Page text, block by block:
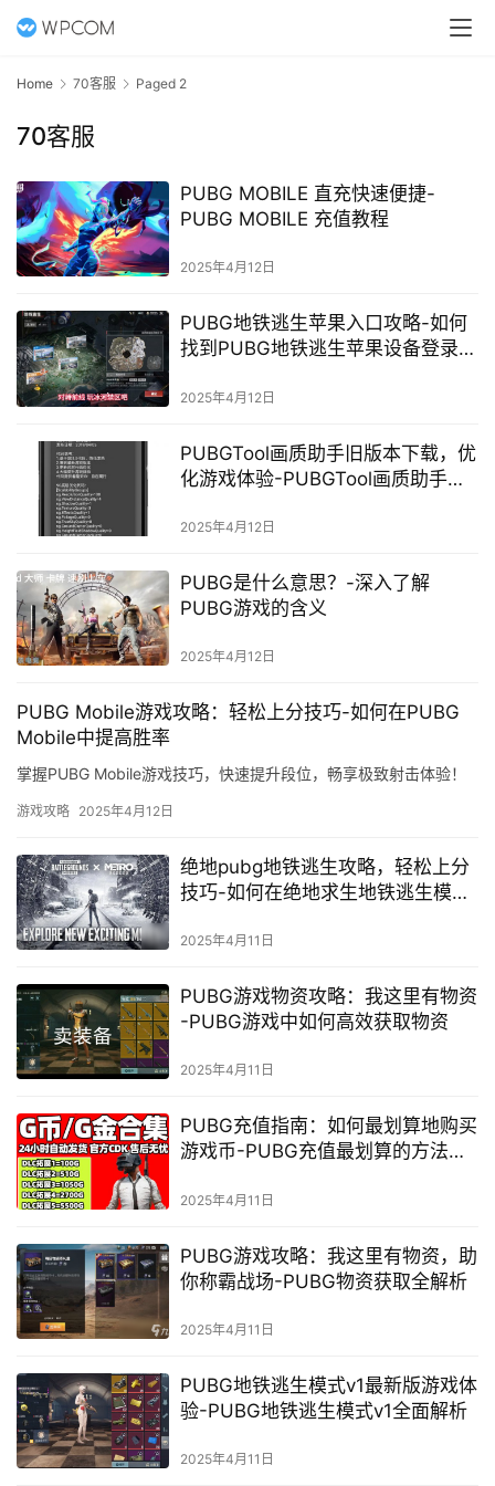
Home 70客服 Paged 2
70客服
PUBG MOBILE 直充快速便捷-
PUBG MOBILE 充值教程
2025年4月12日
PUBG地铁逃生苹果入口攻略-如何
找到PUBG地铁逃生苹果设备登录入
2025年4月12日
PUBGTool画质助手旧版本下载，优
化游戏体验-PUBGTool画质助手旧
2025年4月12日
PUBG是什么意思？-深入了解
PUBG游戏的含义
2025年4月12日
PUBG Mobile游戏攻略：轻松上分技巧-如何在PUBG
Mobile中提高胜率
掌握PUBG Mobile游戏技巧，快速提升段位，畅享极致射击体验！
游戏攻略 2025年4月12日
绝地pubg地铁逃生攻略，轻松上分
技巧-如何在绝地求生地铁逃生模式
2025年4月11日
PUBG游戏物资攻略：我这里有物资
-PUBG游戏中如何高效获取物资
2025年4月11日
PUBG充值指南：如何最划算地购买
游戏币-PUBG充值最划算的方法是
2025年4月11日
PUBG游戏攻略：我这里有物资，助
你称霸战场-PUBG物资获取全解析
2025年4月11日
PUBG地铁逃生模式v1最新版游戏体
验-PUBG地铁逃生模式v1全面解析
2025年4月11日